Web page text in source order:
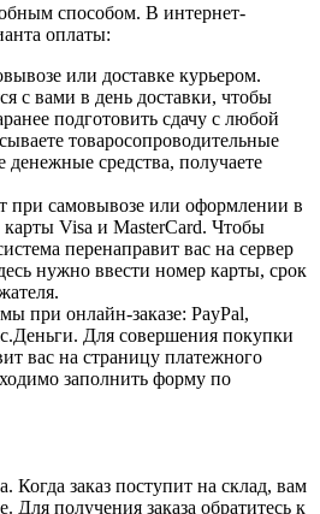
способом. В интернет-
оплаты:
или доставке курьером.
с вами в день доставки, чтобы
подготовить сдачу с любой
товаросопроводительные
денежные средства, получаете
при самовывозе или оформлении в
карты Visa и MasterCard. Чтобы
перенаправит вас на сервер
нужно ввести номер карты, срок
при онлайн-заказе: PayPal,
Для совершения покупки
вас на страницу платежного
заполнить форму по
Когда заказ поступит на склад, вам
Для получения заказа обратитесь к